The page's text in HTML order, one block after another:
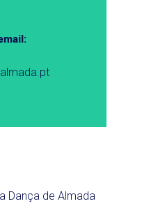
Dança de Almada